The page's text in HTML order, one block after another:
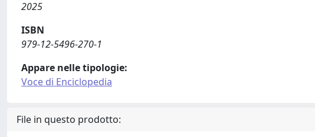
2025
ISBN
979-12-5496-270-1
Appare nelle tipologie:
Voce di Enciclopedia
File in questo prodotto: